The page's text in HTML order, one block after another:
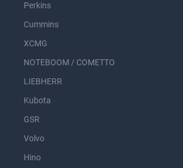
Perkins
Cummins
XCMG
NOTEBOOM / COMETTO
LIEBHERR
Kubota
GSR
Volvo
Hino